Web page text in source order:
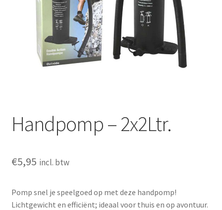
Persoonlijke Verzorging
Elektronica
Handpomp – 2x2Ltr.
€5,95 incl. btw
Pomp snel je speelgoed op met deze handpomp!
Lichtgewicht en efficiënt; ideaal voor thuis en op avontuur.